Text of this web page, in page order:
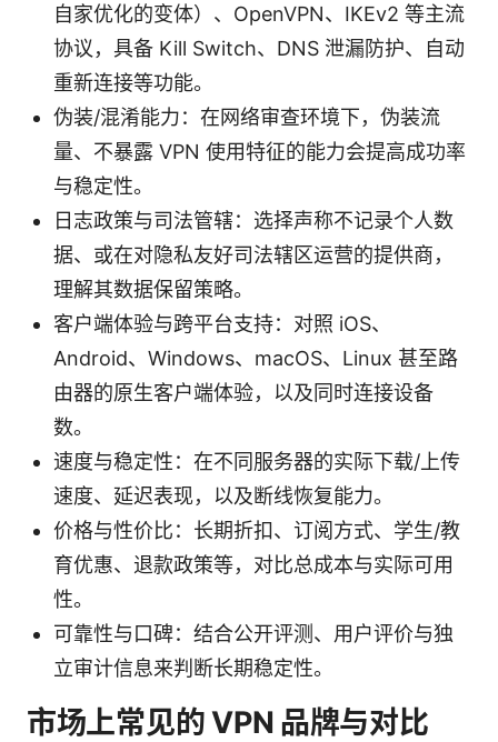
自家优化的变体）、OpenVPN、IKEv2 等主流
协议，具备 Kill Switch、DNS 泄漏防护、自动
重新连接等功能。
伪装/混淆能力：在网络审查环境下，伪装流
量、不暴露 VPN 使用特征的能力会提高成功率
与稳定性。
日志政策与司法管辖：选择声称不记录个人数
据、或在对隐私友好司法辖区运营的提供商，
理解其数据保留策略。
客户端体验与跨平台支持：对照 iOS、
Android、Windows、macOS、Linux 甚至路
由器的原生客户端体验，以及同时连接设备
数。
速度与稳定性：在不同服务器的实际下载/上传
速度、延迟表现，以及断线恢复能力。
价格与性价比：长期折扣、订阅方式、学生/教
育优惠、退款政策等，对比总成本与实际可用
性。
可靠性与口碑：结合公开评测、用户评价与独
立审计信息来判断长期稳定性。
市场上常见的 VPN 品牌与对比